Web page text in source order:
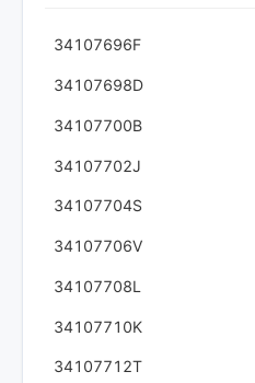
34107696F
34107698D
34107700B
34107702J
34107704S
34107706V
34107708L
34107710K
34107712T